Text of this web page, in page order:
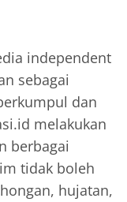
independent
sebagai
dan
melakukan
berbagai
tidak boleh
hujatan,